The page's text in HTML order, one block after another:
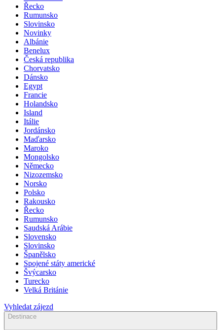
Řecko
Rumunsko
Slovinsko
Novinky
Albánie
Benelux
Česká republika
Chorvatsko
Dánsko
Egypt
Francie
Holandsko
Island
Itálie
Jordánsko
Maďarsko
Maroko
Mongolsko
Německo
Nizozemsko
Norsko
Polsko
Rakousko
Řecko
Rumunsko
Saudská Arábie
Slovensko
Slovinsko
Španělsko
Spojené státy americké
Švýcarsko
Turecko
Velká Británie
Vyhledat zájezd
Destinace